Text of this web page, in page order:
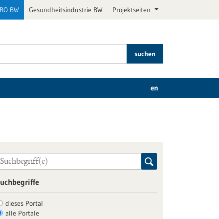
BW Gesundheitsindustrie BW Projektseiten
suchen
en
dieses Portal
alle Portale